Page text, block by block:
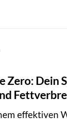
Zero: Dein
effektiven